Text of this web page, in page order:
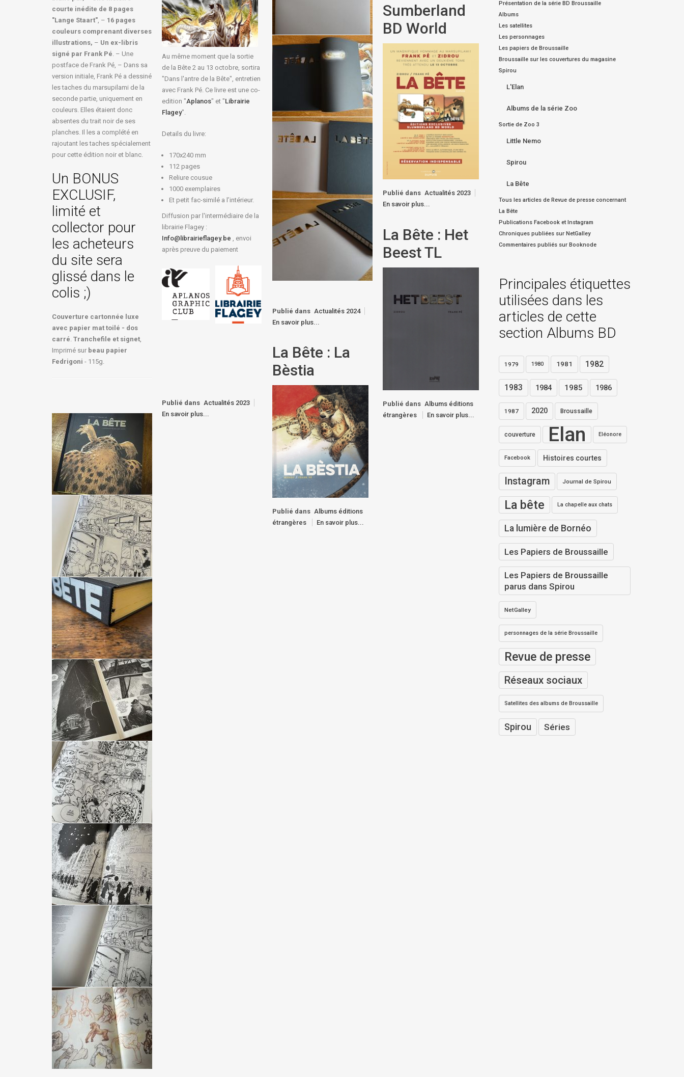
courte inédite de 8 pages
"Lange Staart" , – 16 pages
couleurs comprenant diverses
illustrations, – Un ex-libris
signé par Frank Pé . – Une
postface de Frank Pé, – Dans sa
version initiale, Frank Pé a dessiné
les taches du marsupilami de la
seconde partie, uniquement en
couleurs. Elles étaient donc
absentes du trait noir de ses
planches. Il les a complété en
rajoutant les taches spécialement
pour cette édition noir et blanc.
Un BONUS
EXCLUSIF,
limité et
collector pour
les acheteurs
du site sera
glissé dans le
colis ;)
Couverture cartonnée luxe
avec papier mat toilé - dos
carré Tranchefile et signet
Imprimé sur beau papier
Fedrigoni - 115g.
Publié dans Actualités 2024
En savoir plus...
Au même moment que la sortie
de la Bête 2 au 13 octobre, sortira
"Dans l'antre de la Bête", entretien
avec Frank Pé. Ce livre est une co-
edition "Aplanos" et "Librairie
Flagey".
Details du livre:
170x240 mm
112 pages
Reliure cousue
1000 exemplaires
Et petit fac-similé a l’intérieur.
Diffusion par l'intermédiaire de la
librairie Flagey :
Info@librairieflagey.be , envoi
après preuve du paiement
Publié dans Actualités 2023
En savoir plus...
Sumberland
BD World
Publié dans Actualités 2023
En savoir plus...
La Bête : Het
Beest TL
Publié dans Albums éditions
étrangères
En savoir plus...
La Bête : La
Bèstia
Publié dans Albums éditions
étrangères
En savoir plus...
Présentation de la série BD Broussaille
Albums
Les satellites
Les personnages
Les papiers de Broussaille
Broussaille sur les couvertures du magasine
Spirou
L'Elan
Albums de la série Zoo
Sortie de Zoo 3
Little Nemo
Spirou
La Bête
Tous les articles de Revue de presse concernant
La Bête
Publications Facebook et Instagram
Chroniques publiées sur NetGalley
Commentaires publiés sur Booknode
Principales étiquettes
utilisées dans les
articles de cette
section Albums BD
1979 1980 1981 1982
1983 1984 1985 1986
1987 2020 Broussaille
couverture Elan Eléonore
Facebook Histoires courtes
Instagram Journal de Spirou
La bête La chapelle aux chats
La lumière de Bornéo
Les Papiers de Broussaille
Les Papiers de Broussaille
parus dans Spirou
NetGalley
personnages de la série Broussaille
Revue de presse
Réseaux sociaux
Satellites des albums de Broussaille
Spirou Séries